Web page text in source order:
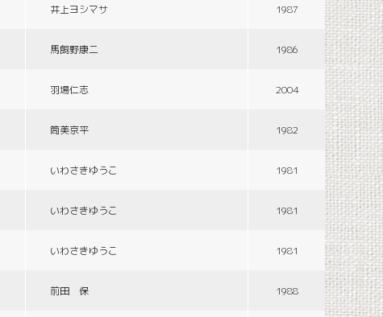
井上ヨシマサ 1987
馬飼野康二 1986
羽場仁志 2004
筒美京平 1982
いわさきゆうこ 1981
いわさきゆうこ 1981
いわさきゆうこ 1981
前田 保 1988